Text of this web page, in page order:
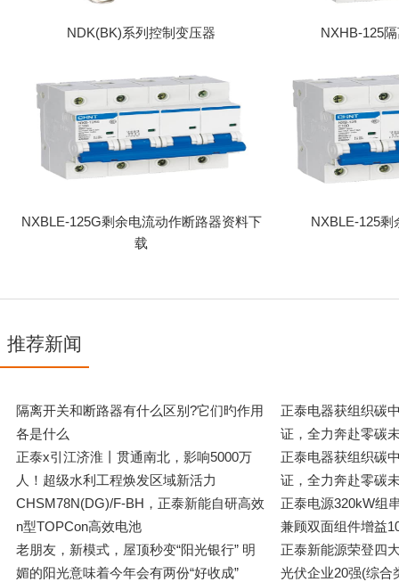
NDK(BK)系列控制变压器 NXHB-125
NXBLE-125G剩余电流动作断路器资料下
载
NXBLE-125剩
推荐新闻
隔离开关和断路器有什么区别?它们旳作用
各是什么
正泰电器获组织碳
证，全力奔赴零碳
正泰x引江济淮丨贯通南北，影响5000万
人！超级水利工程焕发区域新活力
正泰电器获组织碳
证，全力奔赴零碳
CHSM78N(DG)/F-BH，正泰新能自研高效
n型TOPCon高效电池
正泰电源320kW组
兼顾双面组件增益
老朋友，新模式，屋顶秒变“阳光银行” 明
媚的阳光意味着今年会有两份“好收成”
正泰新能源荣登四
光伏企业20强(综合